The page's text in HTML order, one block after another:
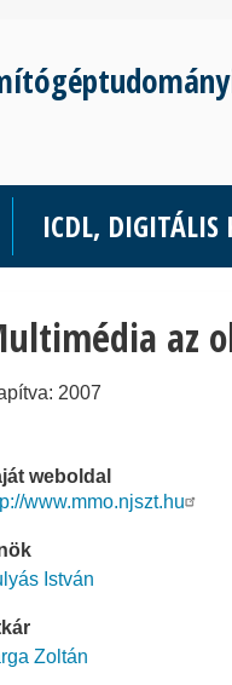
ICDL, DIGITÁLIS
az
2007
weboldal
www.mmo.njszt.hu
István
Zoltán